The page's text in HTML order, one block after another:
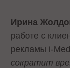
Ирина
работе с
рекламы i-
сократит